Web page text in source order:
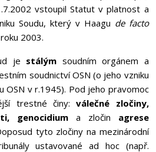
vstoupil Statut v platnost a
Soudu, který v Haagu de facto
2003.
je stálým soudním orgánem a
soudnictví OSN (o jeho vzniku
OSN v r.1945). Pod jeho pravomoc
trestné činy:válečné zločiny,
genocidiuma zločin agrese
tyto zločiny na mezinárodní
ustavované ad hoc (např.